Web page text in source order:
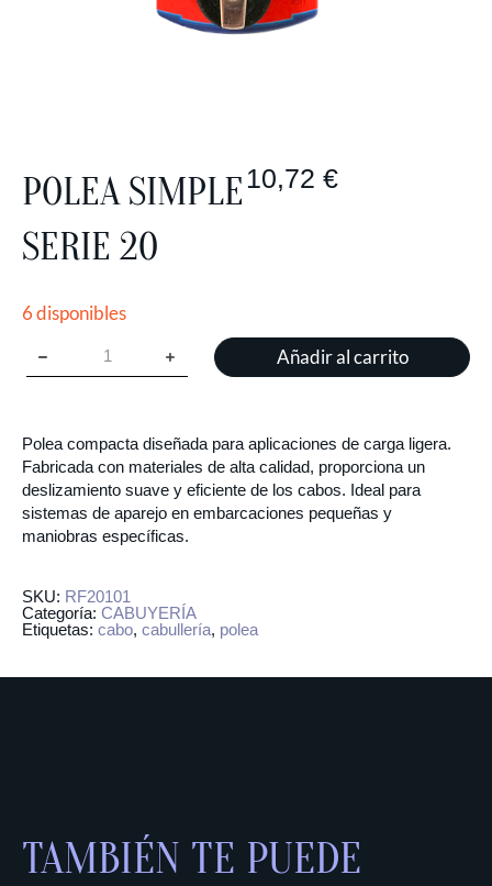
POLEA SIMPLE
SERIE 20
10,72 €
6 disponibles
Añadir al carrito
Polea compacta diseñada para aplicaciones de carga ligera.
Fabricada con materiales de alta calidad, proporciona un
deslizamiento suave y eficiente de los cabos. Ideal para
sistemas de aparejo en embarcaciones pequeñas y
maniobras específicas.
SKU: RF20101
Categoría: CABUYERÍA
Etiquetas: cabo, cabullería, polea
TAMBIÉN TE PUEDE